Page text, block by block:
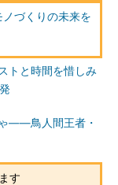
づくりの未来を
トと時間を惜しみ
――鳥人間王者・
す